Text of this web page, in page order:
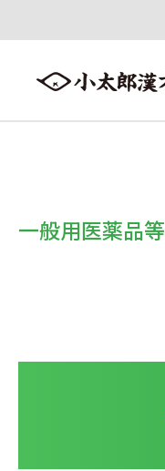
一般用医薬品等